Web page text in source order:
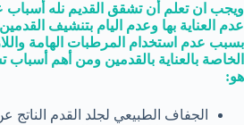
ويجب ان تعلم أن تشقق القديم نله أسباب
عدم العناية بها وعدم اليام بتنشيف
بسبب عدم استخدام المرطبات الهامة
الخاصة بالعناية بالقدمين ومن أهم
هو:
الجفاف الطبيعي لجلد القدم الناتج